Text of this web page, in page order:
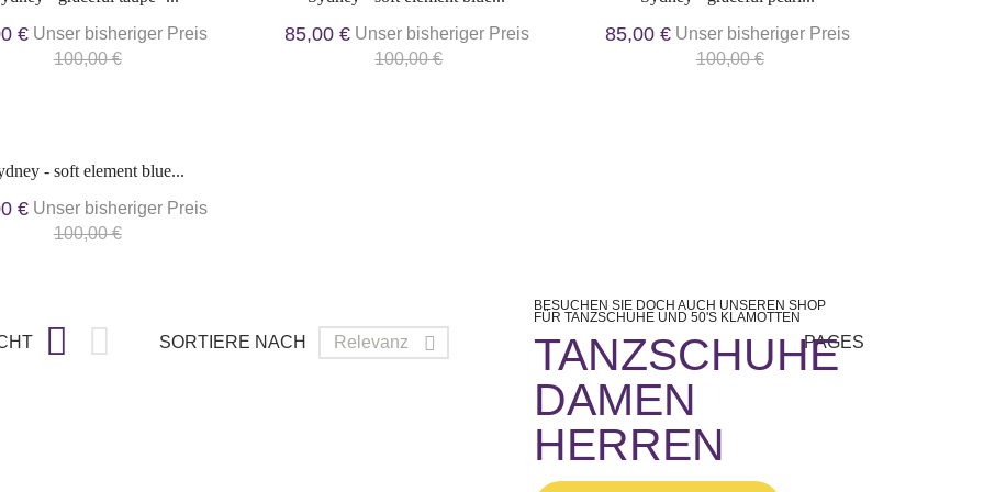
€ Unser bisheriger Preis
100,00 €
85,00 € Unser bisheriger Preis
100,00 €
85,00 € Unser bisheriger Preis
100,00 €
- soft element blue...
€ Unser bisheriger Preis
100,00 €
  SORTIERE NACH Relevanz  PAGES
BESUCHEN SIE DOCH AUCH UNSEREN SHOP
FÜR TANZSCHUHE UND 50'S KLAMOTTEN
TANZSCHUHE
DAMEN
HERREN